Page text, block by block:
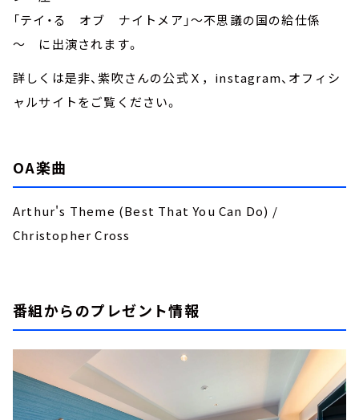
「テイ・る オブ ナイトメア」～不思議の国の給仕係
～ に出演されます。
詳しくは是非、紫吹さんの公式Ｘ，instagram、オフィシ
ャルサイトをご覧ください。
OA楽曲
Arthur's Theme (Best That You Can Do) /
Christopher Cross
番組からのプレゼント情報